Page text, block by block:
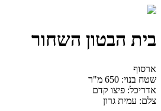
בית הבטון השחור
ארסוף
שטח בנוי: 650 מ"ר
אדריכל: פיצו קדם
צלם: עמית גרון